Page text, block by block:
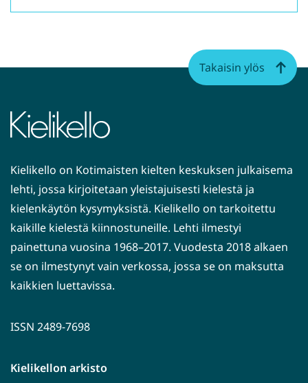
Kielikello on Kotimaisten kielten keskuksen julkaisema
lehti, jossa kirjoitetaan yleistajuisesti kielestä ja
kielenkäytön kysymyksistä. Kielikello on tarkoitettu
kaikille kielestä kiinnostuneille. Lehti ilmestyi
painettuna vuosina 1968–2017. Vuodesta 2018 alkaen
se on ilmestynyt vain verkossa, jossa se on maksutta
kaikkien luettavissa.
ISSN 2489-7698
Kielikellon arkisto
Takaisin ylös